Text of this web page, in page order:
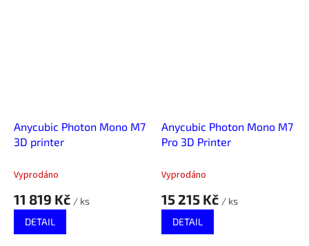
Anycubic Photon Mono M7
3D printer
Vyprodáno
11 819 Kč / ks
DETAIL
Anycubic Photon Mono M7
Pro 3D Printer
Vyprodáno
15 215 Kč / ks
DETAIL